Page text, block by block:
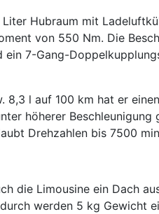
Hubraum mit
von 550 Nm. Die
ein 7-Gang-
l auf 100 km hat er
höherer
Drehzahlen bis 7500
die Limousine ein Dach
werden 5 kg Gewicht